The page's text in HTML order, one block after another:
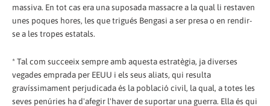
massiva. En tot cas era una suposada massacre a la qual li restaven
unes poques hores, les que trigués Bengasi a ser presa o en rendir-
se a les tropes estatals.
* Tal com succeeix sempre amb aquesta estratègia, ja diverses
vegades emprada per EEUU i els seus aliats, qui resulta
gravíssimament perjudicada és la població civil, la qual, a totes les
seves penúries ha d'afegir l'haver de suportar una guerra. Ella és qui